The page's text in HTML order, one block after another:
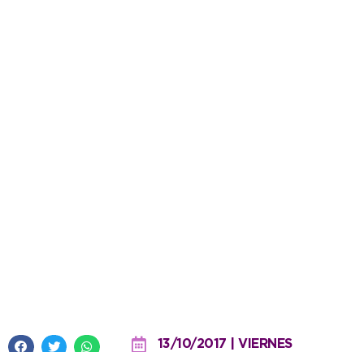
13/10/2017 | VIERNES